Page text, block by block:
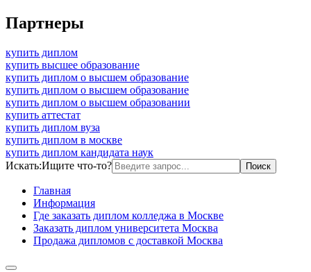
Партнеры
купить диплом
купить высшее образование
купить диплом о высшем образование
купить диплом о высшем образование
купить диплом о высшем образовании
купить аттестат
купить диплом вуза
купить диплом в москве
купить диплом кандидата наук
Искать:Ищите что-то?
Главная
Информация
Где заказать диплом колледжа в Москве
Заказать диплом университета Москва
Продажа дипломов с доставкой Москва